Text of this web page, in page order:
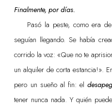
Finalmente, por días.
Pasó la peste, como era
seguían llegando. Se había
corrido la voz: «Que no te
un alquiler de corta estancia!».
pero un sueño al fin: el
tener nunca nada. Y quién